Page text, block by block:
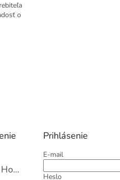
o
Perfect Home Tĺčik na mäso so sekáčikom, 56893
Prihlásenie
E-mail
Heslo